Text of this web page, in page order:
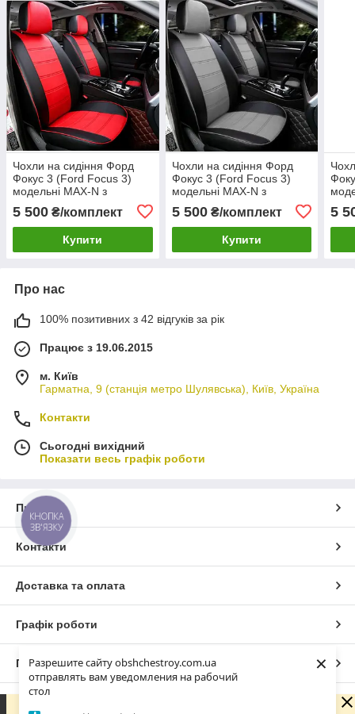
Разрешите сайту obshchestroy.com.ua
отправлять вам уведомления на рабочий
стол
×
Чохли на сидіння Форд
Фокус 3 (Ford Focus 3)
модельні MAX-N з
екошкіри Чорно-червоний
5 500 ₴/комплект
Купити
Чохли на сидіння Форд
Фокус 3 (Ford Focus 3)
модельні MAX-N з
графіт
5 500₴/комплект
Купити
5
Про нас
100% позитивних з 42 відгуків за рік
Працює з 19.06.2015
м. Київ
Гарматна, 9 (станція метро Шулявська), Київ, Україна
Контакти
Сьогодні вихідний
Показати весь графік роботи
Про нас
Контакти
Доставка та оплата
Графік роботи
Повна версія сайту
КНОПКА
ЗВ'ЯЗКУ